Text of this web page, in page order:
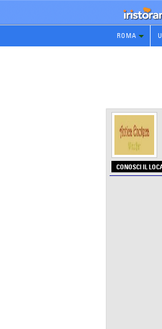
Ristorante
ROMA
CONOSCI IL